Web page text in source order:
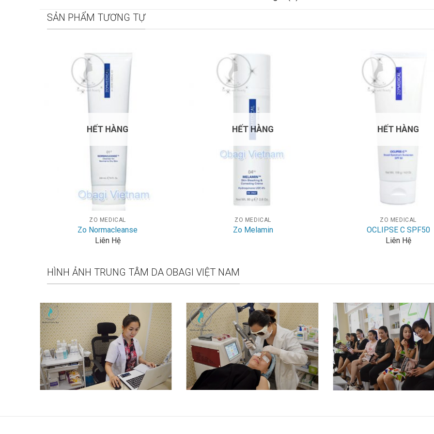
SẢN PHẨM TƯƠNG TỰ
HẾT HÀNG
ZO MEDICAL
Zo Normacleanse
Liên Hệ
HẾT HÀNG
ZO MEDICAL
Zo Melamin
HẾT HÀNG
ZO MEDICAL
OCLIPSE C SPF50
Liên Hệ
HÌNH ẢNH TRUNG TÂM DA OBAGI VIỆT NAM